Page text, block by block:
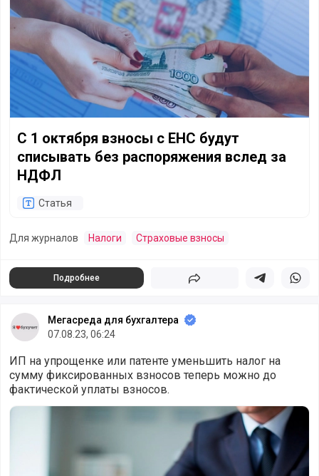
С 1 октября взносы с ЕНС будут
списывать без распоряжения вслед за
НДФЛ
Статья
Для журналов Налоги Страховые взносы
Подробнее Поделиться Поделиться в
Мегасреда для бухгалтера
07.08.23, 06:24
ИП на упрощенке или патенте уменьшить налог на
сумму фиксированных взносов теперь можно до
фактической уплаты взносов.
Уменьшить налог на взносы для ИП на УСН или ПСН